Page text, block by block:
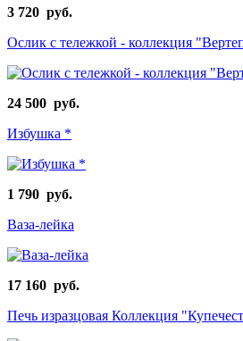
3 720 руб.
Ослик с тележкой - коллекция
24 500 руб.
Избушка *
1 790 руб.
Ваза-лейка
17 160 руб.
Печь изразцовая Коллекция